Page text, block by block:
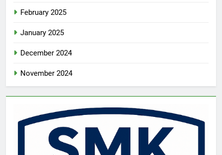
February 2025
January 2025
December 2024
November 2024